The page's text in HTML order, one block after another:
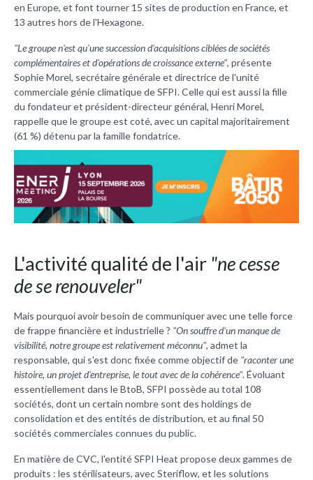
en Europe, et font tourner 15 sites de production en France, et
13 autres hors de l'Hexagone.
"Le groupe n'est qu'une succession d'acquisitions ciblées de sociétés
complémentaires et d'opérations de croissance externe", présente
Sophie Morel, secrétaire générale et directrice de l'unité
commerciale génie climatique de SFPI. Celle qui est aussi la fille
du fondateur et président-directeur général, Henri Morel,
rappelle que le groupe est coté, avec un capital majoritairement
(61 %) détenu par la famille fondatrice.
L'activité qualité de l'air "ne cesse
de se renouveler"
Mais pourquoi avoir besoin de communiquer avec une telle force
de frappe financière et industrielle ? "On souffre d'un manque de
visibilité, notre groupe est relativement méconnu", admet la
responsable, qui s'est donc fixée comme objectif de "raconter une
histoire, un projet d'entreprise, le tout avec de la cohérence". Évoluant
essentiellement dans le BtoB, SFPI possède au total 108
sociétés, dont un certain nombre sont des holdings de
consolidation et des entités de distribution, et au final 50
sociétés commerciales connues du public.
En matière de CVC, l'entité SFPI Heat propose deux gammes de
produits : les stérilisateurs, avec Steriflow, et les solutions